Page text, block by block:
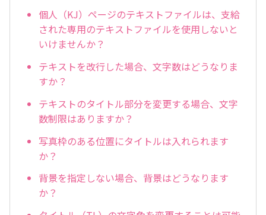
個人（KJ）ページのテキストファイルは、支給
された専用のテキストファイルを使用しないと
いけませんか？
テキストを改行した場合、文字数はどうなりま
すか？
テキストのタイトル部分を変更する場合、文字
数制限はありますか？
写真枠のある位置にタイトルは入れられます
か？
背景を指定しない場合、背景はどうなります
か？